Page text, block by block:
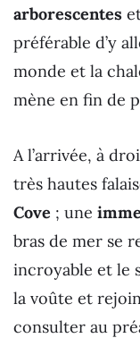
arborescentes
préférable d’y
monde et la
mène en fin de
A l’arrivée, à
très hautes
Cove ; une
bras de mer se
incroyable et le
la voûte et
consulter au